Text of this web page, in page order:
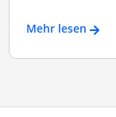
Mehr lesen